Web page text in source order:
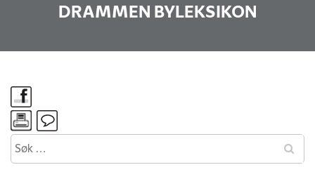
DRAMMEN BYLEKSIKON